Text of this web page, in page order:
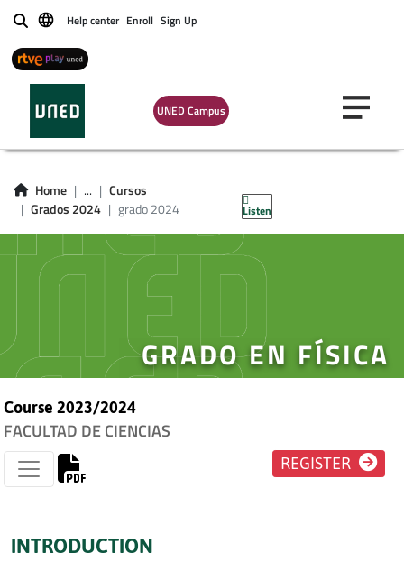
BuscarHelp center Enroll Sign Up
UNED Campus
Home ...
Cursos
Grados 2024
grado 2024 Listen
GRADO EN FÍSICA
Course 2023/2024
FACULTAD DE CIENCIAS
REGISTER
INTRODUCTION